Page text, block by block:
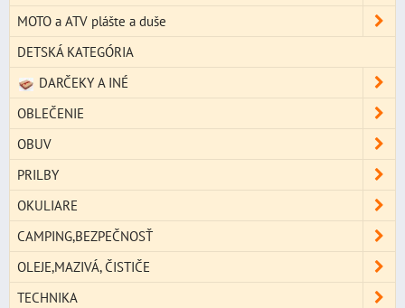
MOTO a ATV plášte a duše
DETSKÁ KATEGÓRIA
DARČEKY A INÉ
OBLEČENIE
OBUV
PRILBY
OKULIARE
CAMPING,BEZPEČNOSŤ
OLEJE,MAZIVÁ, ČISTIČE
TECHNIKA